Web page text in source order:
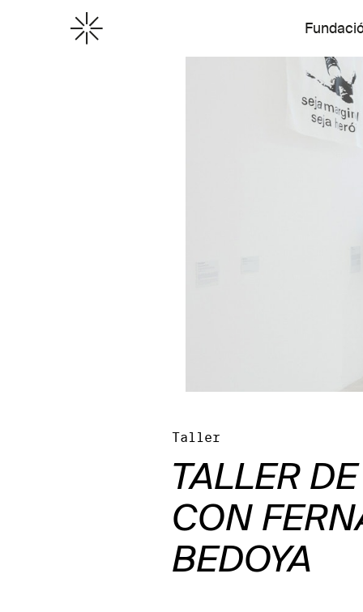
Taller
TALLER
CON
BEDOYA